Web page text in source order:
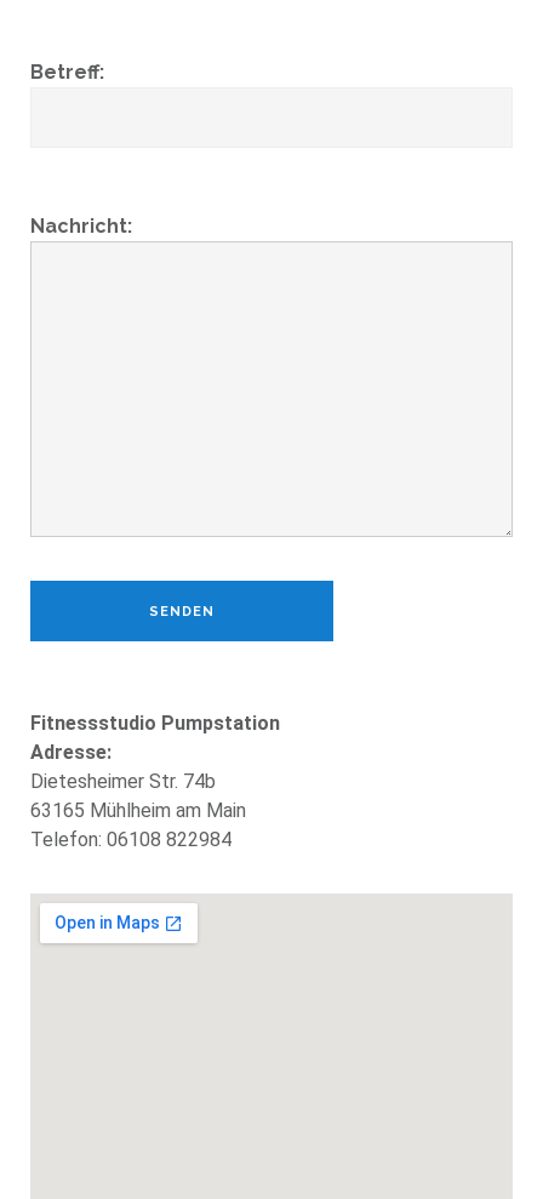
Betreff:
Nachricht:
Fitnessstudio Pumpstation
Adresse:
Dietesheimer Str. 74b
63165 Mühlheim am Main
Telefon: 06108 822984